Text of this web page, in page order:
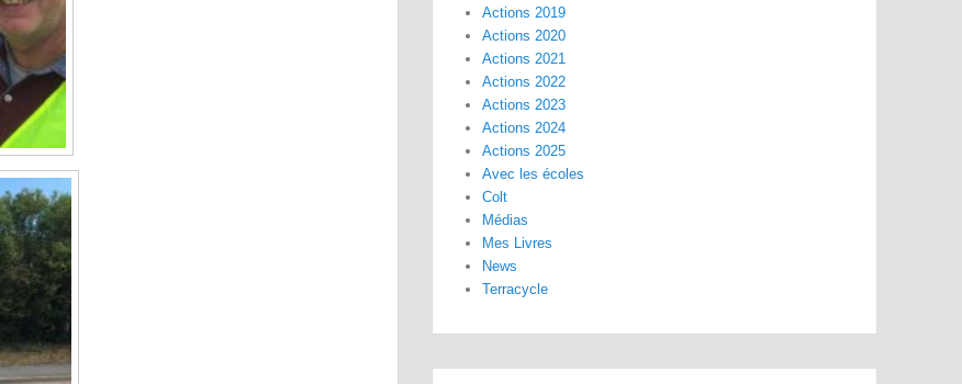
Actions 2019
Actions 2020
Actions 2021
Actions 2022
Actions 2023
Actions 2024
Actions 2025
Avec les écoles
Colt
Médias
Mes Livres
News
Terracycle